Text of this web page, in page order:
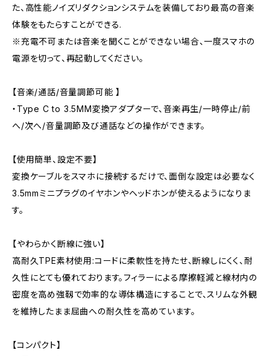
た、高性能ノイズリダクションシステムを装備しており最高の音楽
体験をもたらすことができる.
※充電不可または音楽を聞くことができない場合、一度スマホの
電源を切って、再起動してください。
【音楽/通話/音量調節可能 】
・Type C to 3.5MM変換アダプターで、音楽再生/一時停止/前
へ/次へ/音量調節及び通話などの操作ができます。
【使用簡単、設定不要】
変換ケーブルをスマホに接続するだけで、面倒な設定は必要なく
3.5mmミニプラグのイヤホンやヘッドホンが使えるようになりま
す。
【やわらかく断線に強い】
高耐久TPE素材使用:コードに柔軟性を持たせ、断線しにくく、耐
久性にとても優れております。フィラーによる摩擦軽減と線材内の
密度を高め強靱で効率的な導体構造にすることで、スリムな外観
を維持したまま屈曲への耐久性を高めています。
【コンパクト】